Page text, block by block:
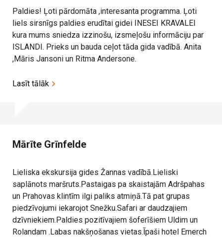
Paldies! Ļoti pārdomāta ,interesanta programma. Ļoti
liels sirsnīgs paldies erudītai gidei INESEI KRAVALEI
kura mums sniedza izzinošu, izsmeļošu informāciju par
ISLANDI. Prieks un bauda ceļot tāda gida vadībā. Anita
,Māris Jansoni un Ritma Andersone.
Lasīt tālāk
Mārīte Grīnfelde
Lieliska ekskursija gides Žannas vadībā.Lieliski
saplānots maršruts.Pastaigas pa skaistajām Adršpahas
un Prahovas klintīm ilgi paliks atmiņā.Tā pat grupas
piedzīvojumi iekarojot Snežku.Safari ar daudzajiem
dzīvniekiem.Paldies pozitīvajiem šoferīšiem Uldim un
Rolandam .Labas nakšņošanas vietas.Īpaši hotel Emerch